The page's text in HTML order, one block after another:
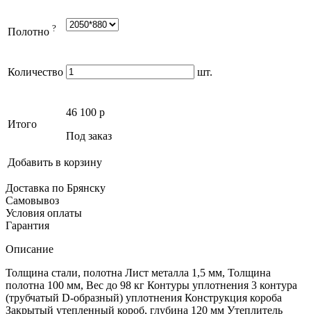
Полотно ?
Количество шт.
Итого
46 100 p
Под заказ
Добавить в корзину
Доставка по Брянску
Самовывоз
Условия оплаты
Гарантия
Описание
Толщина стали, полотна Лист металла 1,5 мм, Толщина
полотна 100 мм, Вес до 98 кг Контуры уплотнения 3 контура
(трубчатый D-образный) уплотнения Конструкция короба
Закрытый утепленный короб, глубина 120 мм Утеплитель